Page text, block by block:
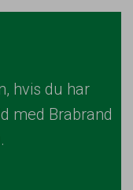
hvis du har
med Brabrand